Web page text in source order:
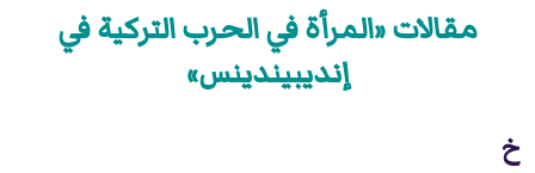
مقالات «المرأة في الحرب التركية في
إنديبيندينس»
خ